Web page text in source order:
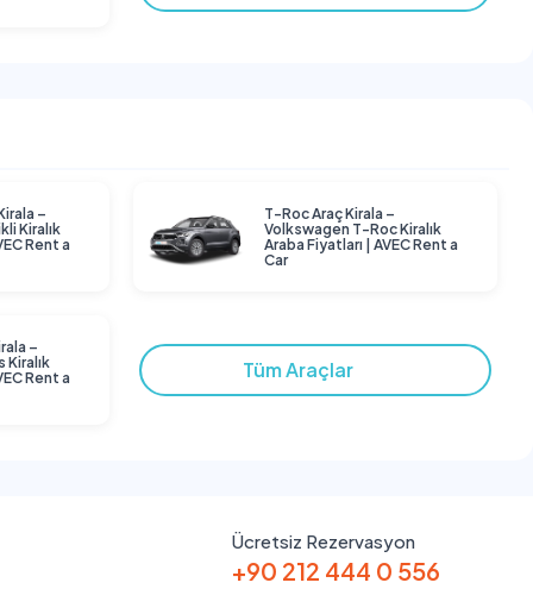
–
Kiralık
Rent a
T-Roc Araç Kirala –
Volkswagen T-Roc Kiralık
Araba Fiyatları | AVEC Rent a
Car
–
Kiralık
Rent a
Tüm Araçlar
Ücretsiz Rezervasyon
+90 212 444 0 556